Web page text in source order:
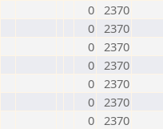
0 2370
0 2370
0 2370
0 2370
0 2370
0 2370
0 2370